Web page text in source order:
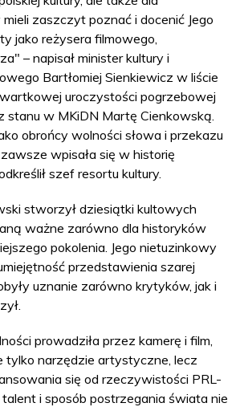
zaszczyt poznać i docenić Jego
jako reżysera filmowego,
– napisał minister kultury i
Bartłomiej Sienkiewicz w liście
uroczystości pogrzebowej
stanu w MKiDN Martę Cienkowską.
obrońcy wolności słowa i przekazu
wpisała się w historię
szef resortu kultury.
stworzył dziesiątki kultowych
ważne zarówno dla historyków
pokolenia. Jego nietuzinkowy
przedstawienia szarej
uznanie zarówno krytyków, jak i
prowadziła przez kamerę i film,
tylko narzędzie artystyczne, lecz
się od rzeczywistości PRL-
i sposób postrzegania świata nie